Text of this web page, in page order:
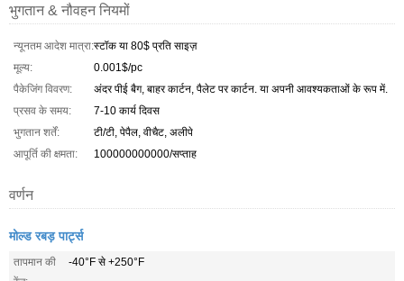
भुगतान & नौवहन नियमों
न्यूनतम आदेश मात्रा:स्टॉक या 80$ प्रति साइज़
मूल्य:
0.001$/pc
पैकेजिंग विवरण:
अंदर पीई बैग, बाहर कार्टन, पैलेट पर कार्टन. या अपनी आवश्यकताओं के रूप में.
प्रसव के समय:
7-10 कार्य दिवस
भुगतान शर्तें:
टी/टी, पेपैल, वीचैट, अलीपे
आपूर्ति की क्षमता:
100000000000/सप्ताह
वर्णन
मोल्ड रबड़ पार्ट्स
तापमान की
-40°F से +250°F